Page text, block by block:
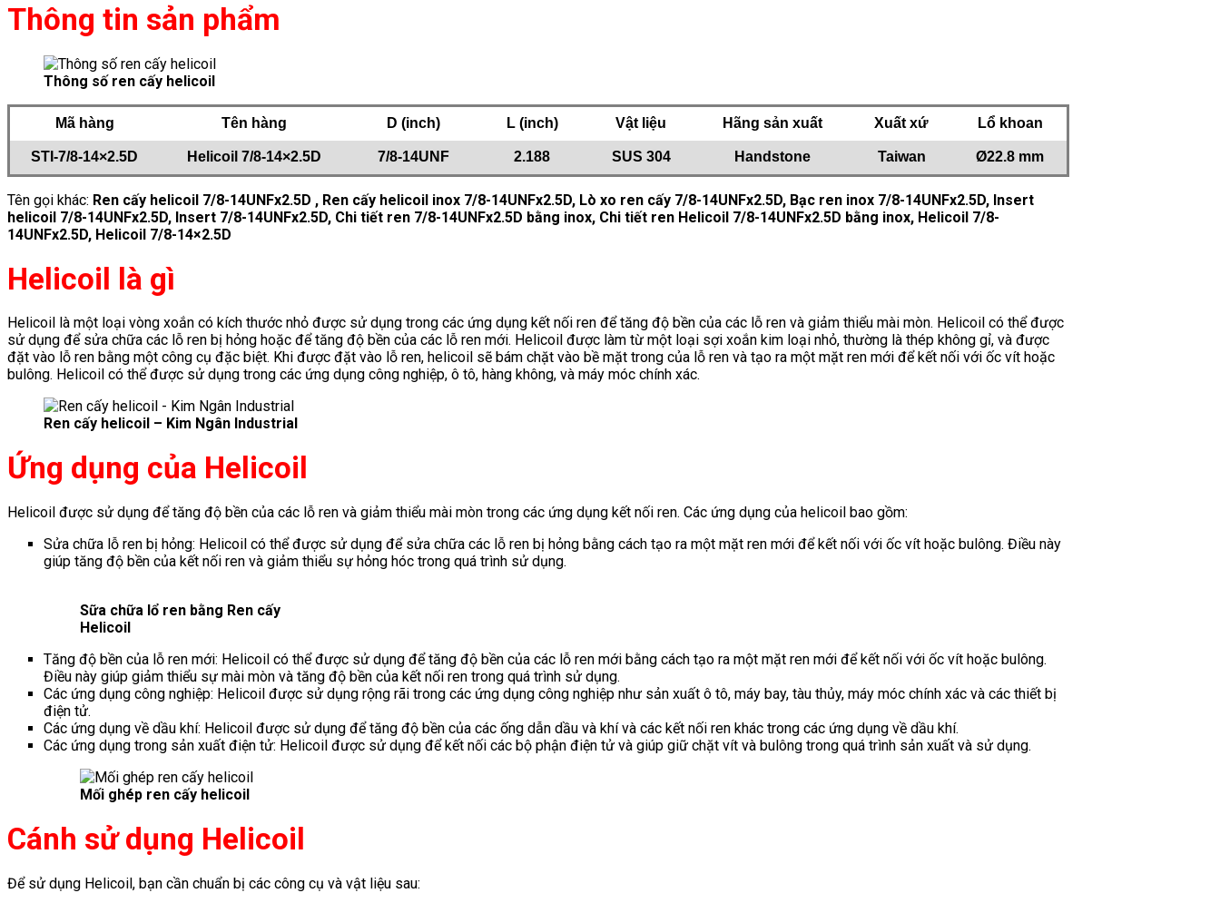
Thông tin sản phẩm
Thông số ren cấy helicoil
Mã hàng Tên hàng D (inch) L (inch) Vật liệu Hãng sản xuất Xuất xứ Lổ khoan
STI-7/8-14×2.5D Helicoil 7/8-14×2.5D 7/8-14UNF 2.188 SUS 304 Handstone Taiwan Ø22.8 mm
Tên gọi khác: Ren cấy helicoil 7/8-14UNFx2.5D , Ren cấy helicoil inox 7/8-14UNFx2.5D, Lò xo ren cấy 7/8-14UNFx2.5D, Bạc ren inox 7/8-14UNFx2.5D, Insert
helicoil 7/8-14UNFx2.5D, Insert 7/8-14UNFx2.5D, Chi tiết ren 7/8-14UNFx2.5D bằng inox, Chi tiết ren Helicoil 7/8-14UNFx2.5D bằng inox, Helicoil 7/8-
14UNFx2.5D, Helicoil 7/8-14×2.5D
Helicoil là gì
Helicoil là một loại vòng xoắn có kích thước nhỏ được sử dụng trong các ứng dụng kết nối ren để tăng độ bền của các lỗ ren và giảm thiểu mài mòn. Helicoil có thể được
sử dụng để sửa chữa các lỗ ren bị hỏng hoặc để tăng độ bền của các lỗ ren mới. Helicoil được làm từ một loại sợi xoắn kim loại nhỏ, thường là thép không gỉ, và được
đặt vào lỗ ren bằng một công cụ đặc biệt. Khi được đặt vào lỗ ren, helicoil sẽ bám chặt vào bề mặt trong của lỗ ren và tạo ra một mặt ren mới để kết nối với ốc vít hoặc
bulông. Helicoil có thể được sử dụng trong các ứng dụng công nghiệp, ô tô, hàng không, và máy móc chính xác.
Ren cấy helicoil – Kim Ngân Industrial
Ứng dụng của Helicoil
Helicoil được sử dụng để tăng độ bền của các lỗ ren và giảm thiểu mài mòn trong các ứng dụng kết nối ren. Các ứng dụng của helicoil bao gồm:
Sửa chữa lỗ ren bị hỏng: Helicoil có thể được sử dụng để sửa chữa các lỗ ren bị hỏng bằng cách tạo ra một mặt ren mới để kết nối với ốc vít hoặc bulông. Điều này
giúp tăng độ bền của kết nối ren và giảm thiểu sự hỏng hóc trong quá trình sử dụng.
Sữa chữa lổ ren bằng Ren cấy
Helicoil
Tăng độ bền của lỗ ren mới: Helicoil có thể được sử dụng để tăng độ bền của các lỗ ren mới bằng cách tạo ra một mặt ren mới để kết nối với ốc vít hoặc bulông.
Điều này giúp giảm thiểu sự mài mòn và tăng độ bền của kết nối ren trong quá trình sử dụng.
Các ứng dụng công nghiệp: Helicoil được sử dụng rộng rãi trong các ứng dụng công nghiệp như sản xuất ô tô, máy bay, tàu thủy, máy móc chính xác và các thiết bị
điện tử.
Các ứng dụng về dầu khí: Helicoil được sử dụng để tăng độ bền của các ống dẫn dầu và khí và các kết nối ren khác trong các ứng dụng về dầu khí.
Các ứng dụng trong sản xuất điện tử: Helicoil được sử dụng để kết nối các bộ phận điện tử và giúp giữ chặt vít và bulông trong quá trình sản xuất và sử dụng.
Mối ghép ren cấy helicoil
Cánh sử dụng Helicoil
Để sử dụng Helicoil, bạn cần chuẩn bị các công cụ và vật liệu sau: